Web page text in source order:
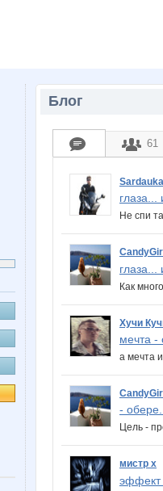
Блог
61
глаза...
Не спи
глаза...
Как
Хучи
мечта -
а мечта
-
Цель -
мистр х
эффект